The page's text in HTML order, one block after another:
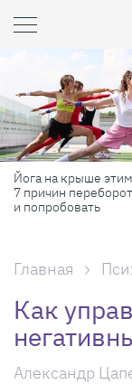
Готовь как шеф-
секретов,
Главная
Как
Александр